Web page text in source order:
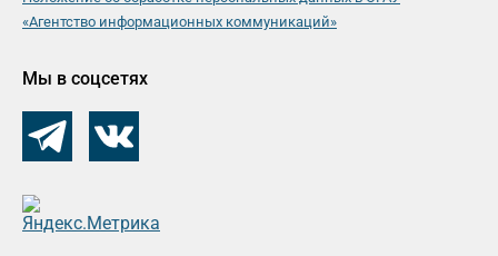
«Агентство информационных коммуникаций»
Мы в соцсетях